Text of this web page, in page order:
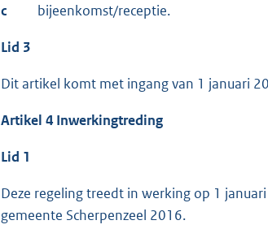
c bijeenkomst/receptie.
Lid 3
Dit artikel komt met ingang van 1 januari
Artikel 4 Inwerkingtreding
Lid 1
Deze regeling treedt in werking op 1
gemeente Scherpenzeel 2016.